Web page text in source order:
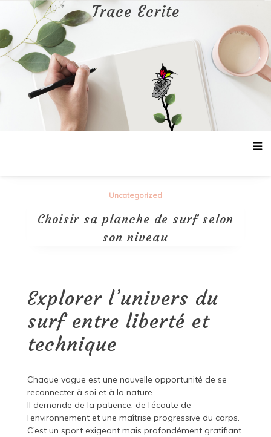
contenu
Trace Ecrite
Uncategorized
Choisir sa planche de surf selon
son niveau
Explorer l’univers du
surf entre liberté et
technique
Chaque vague est une nouvelle opportunité de se
reconnecter à soi et à la nature.
Il demande de la patience, de l’écoute de
l’environnement et une maîtrise progressive du corps.
C’est un sport exigeant mais profondément gratifiant